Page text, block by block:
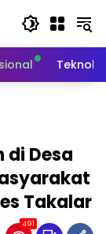
di Desa
Takalar
491